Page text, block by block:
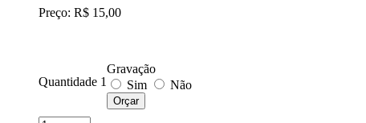
Preço: R$ 15,00
Quantidade 1
Gravação
Sim
Não